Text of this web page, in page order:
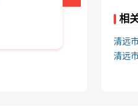
相
清远
清远